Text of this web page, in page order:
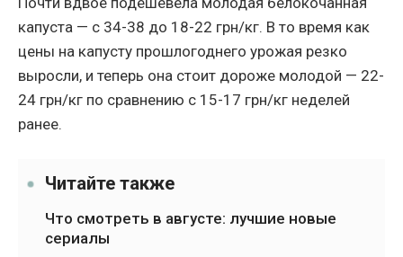
капуста — с 34-38 до 18-22 грн/кг. В то время как
цены на капусту прошлогоднего урожая резко
выросли, и теперь она стоит дороже молодой — 22-
24 грн/кг по сравнению с 15-17 грн/кг неделей
ранее.
Читайте также
Что смотреть в августе: лучшие новые
сериалы